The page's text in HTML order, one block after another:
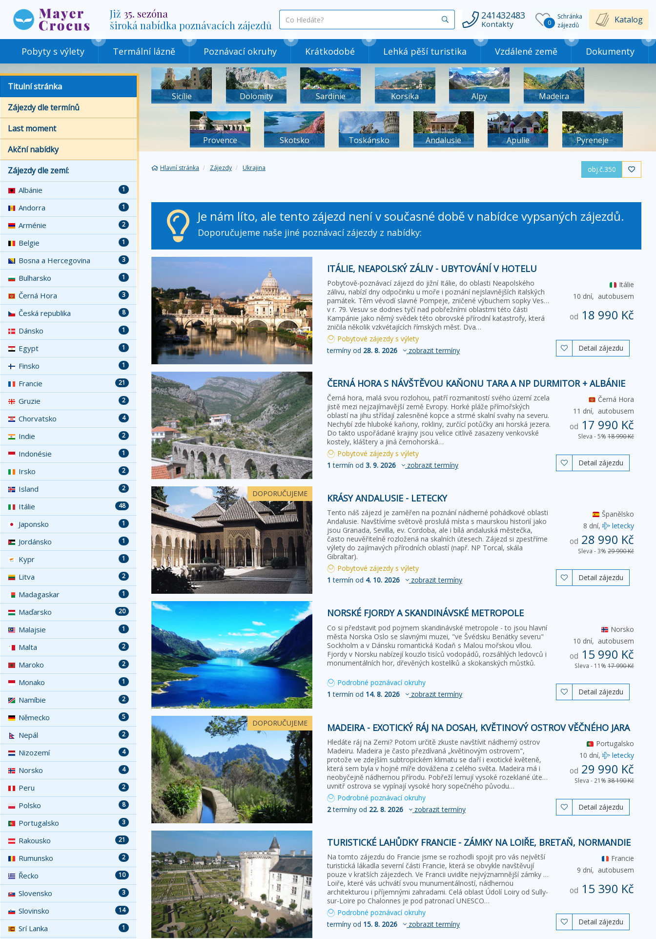
Již 35. sezóna
široká nabídka poznávacích zájezdů
co
hledáte
Vyhledat 241432483
Kontakty
Schránka
zájezdů
0 Katalog
Pobyty s výlety Termální lázně Poznávací okruhy Krátkodobé Lehká pěší turistika Vzdálené země Dokumenty
Sicílie Dolomity Sardinie Korsika Alpy Madeira
Provence Skotsko Toskánsko Andalusie Apulie Pyreneje
Hlavní stránka Zájezdy Ukrajina obj.č.350 
Je nám líto, ale tento zájezd není v současné době v nabídce vypsaných zájezdů.
Doporučujeme naše jiné poznávací zájezdy z nabídky:
ITÁLIE, NEAPOLSKÝ ZÁLIV - UBYTOVÁNÍ V HOTELU
Pobytově-poznávací zájezd do jižní Itálie, do oblasti Neapolského
zálivu, nabízí dny odpočinku u moře i poznání nejslavnějších italských
památek. Těm vévodí slavné Pompeje, zničené výbuchem sopky Vesuv
v r. 79. Vesuv se dodnes tyčí nad pobřežními oblastmi této části
Kampánie jako němý svědek této obrovské přírodní katastrofy, která
zničila několik vzkvétajících římských měst. Dva…
Itálie
10 dní, autobusem
od 18 990 Kč
Pobytové zájezdy s výlety
termíny od 28. 8. 2026 zobrazit termíny  Detail zájezdu
ČERNÁ HORA S NÁVŠTĚVOU KAŇONU TARA A NP DURMITOR + ALBÁNIE
Černá hora, malá svou rozlohou, patří rozmanitostí svého území zcela
jistě mezi nejzajímavější země Evropy. Horké pláže přímořských
oblastí na jihu střídají zalesněné kopce a strmé skalní svahy na severu.
Nechybí zde hluboké kaňony, rokliny, zurčící potůčky ani horská jezera.
Do takto uspořádané krajiny jsou velice citlivě zasazeny venkovské
kostely, kláštery a jiná černohorská…
Černá Hora
11 dní, autobusem
od 17 990 Kč
Sleva - 5% 18 990 Kč
Pobytové zájezdy s výlety
1 termín od 3. 9. 2026 zobrazit termíny  Detail zájezdu
DOPORUČUJEME KRÁSY ANDALUSIE - LETECKY
Tento náš zájezd je zaměřen na poznání nádherné pohádkové oblasti
Andalusie. Navštívíme světově proslulá místa s maurskou historií jako
jsou Granada, Sevilla, ev. Cordoba, ale i bílá andaluská městečka,
často neuvěřitelně rozložená na skalních útesech. Zájezd si zpestříme
výlety do zajímavých přírodních oblastí (např. NP Torcal, skála
Gibraltar).
Španělsko
8 dní,
letecky
od 28 990 Kč
Sleva - 3% 29 990 Kč
Pobytové zájezdy s výlety
1 termín od 4. 10. 2026 zobrazit termíny  Detail zájezdu
NORSKÉ FJORDY A SKANDINÁVSKÉ METROPOLE
Co si představit pod pojmem skandinávské metropole - to jsou hlavní
města Norska Oslo se slavnými muzei, "ve Švédsku Benátky severu"
Sockholm a v Dánsku romantická Kodaň s Malou mořskou vílou.
Fjordy v Norsku nabízejí kouzlo tisíců vodopádů, rozsáhlých ledovců i
monumentálních hor, dřevěných kostelíků a skokanských můstků.
Norsko
10 dní, autobusem
od 15 990 Kč
Sleva - 11% 17 990 Kč
Podrobné poznávací okruhy
1 termín od 14. 8. 2026 zobrazit termíny  Detail zájezdu
DOPORUČUJEME MADEIRA - EXOTICKÝ RÁJ NA DOSAH, KVĚTINOVÝ OSTROV VĚČNÉHO JARA
Hledáte ráj na Zemi? Potom určitě zkuste navštívit nádherný ostrov
Madeiru. Madeira je často přezdívaná „květinovým ostrovem",
protože ve zdejším subtropickém klimatu se daří i exotické květeně,
která sem byla v hojné míře dovážena z celého světa. Madeira má i
neobyčejně nádhernou přírodu. Pobřeží lemují vysoké rozeklané útesy,
uvnitř ostrova se vypínají vysoké hory sopečného původu…
Portugalsko
10 dní,
letecky
od 29 990 Kč
Sleva - 21% 38 190 Kč
Podrobné poznávací okruhy
2termíny od 22. 8. 2026 zobrazit termíny  Detail zájezdu
TURISTICKÉ LAHŮDKY FRANCIE - ZÁMKY NA LOIŘE, BRETAŇ, NORMANDIE
Na tomto zájezdu do Francie jsme se rozhodli spojit pro vás největší
turistická lákadla severní části Francie, která se obvykle navštěvují
pouze v kratších zájezdech. Ve Francii uvidíte nejvýznamnější zámky na
Loiře, které vás uchvátí svou munumentálností, nádhernou
architekturou i příjemnými zahradami. Celá oblast Údolí Loiry od Sully-
sur-Loire po Chalonnes je pod patronací UNESCO…
Francie
9 dní, autobusem
od 15 390 Kč
Podrobné poznávací okruhy
termíny od 15. 8. 2026 zobrazit termíny  Detail zájezdu
Titulní stránka
Zájezdy dle termínů
Last moment
Akční nabídky
Zájezdy dle zemí:
1
Albánie
1
Andorra
2
Arménie
1
Belgie
3
Bosna a Hercegovina
1
Bulharsko
3
Černá Hora
8
Česká republika
1
Dánsko
1
Egypt
1
Finsko
21
Francie
2
Gruzie
4
Chorvatsko
2
Indie
1
Indonésie
2
Irsko
2
Island
48
Itálie
1
Japonsko
1
Jordánsko
1
Kypr
2
Litva
1
Madagaskar
20
Maďarsko
1
Malajsie
2
Malta
2
Maroko
1
Monako
2
Namíbie
5
Německo
2
Nepál
4
Nizozemí
4
Norsko
2
Peru
8
Polsko
3
Portugalsko
21
Rakousko
2
Rumunsko
10
Řecko
3
Slovensko
14
Slovinsko
1
Srí Lanka